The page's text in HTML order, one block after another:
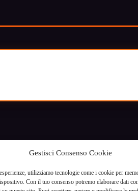
Gestisci Consenso Cookie
utilizziamo tecnologie come i cookie per
Con il tuo consenso potremo elaborare dati